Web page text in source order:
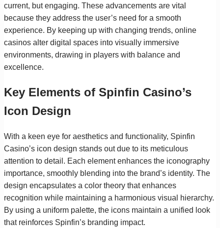
current, but engaging. These advancements are vital
because they address the user’s need for a smooth
experience. By keeping up with changing trends, online
casinos alter digital spaces into visually immersive
environments, drawing in players with balance and
excellence.
Key Elements of Spinfin Casino’s
Icon Design
With a keen eye for aesthetics and functionality, Spinfin
Casino’s icon design stands out due to its meticulous
attention to detail. Each element enhances the iconography
importance, smoothly blending into the brand’s identity. The
design encapsulates a color theory that enhances
recognition while maintaining a harmonious visual hierarchy.
By using a uniform palette, the icons maintain a unified look
that reinforces Spinfin’s branding impact.